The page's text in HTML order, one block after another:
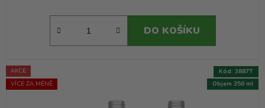
DO KOŠÍKU
AKCE
VÍCE ZA MÉNĚ
Objem 350 ml
Kód: 3887T